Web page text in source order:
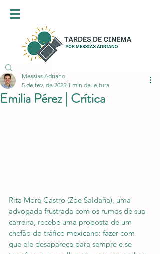
Emilia Pérez | Crítica
Messias Adriano
5 de fev. de 2025 1 min de leitura
Rita Mora Castro (Zoe Saldaña), uma
advogada frustrada com os rumos de sua
carreira, recebe uma proposta de um
chefão do tráfico mexicano: fazer com
que ele desapareça para sempre e se